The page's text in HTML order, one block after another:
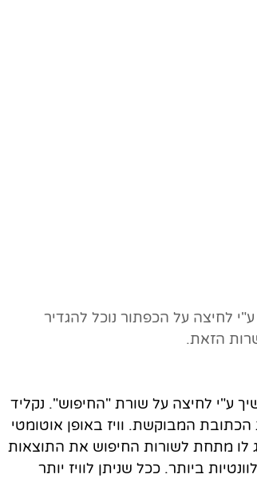
לחיצה על הכפתור נוכל להגדיר
הזאת.
ע"י לחיצה על שורת "החיפוש". נקליד
המבוקשת. וויז באופן אוטומטי
לו מתחת לשורות החיפוש את התוצאות
ביותר. ככל שניתן לוויז יותר